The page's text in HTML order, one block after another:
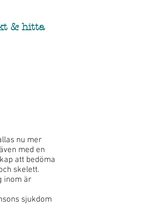
& hitta
nu mer
med en
att bedöma
skelett.
inom är
sjukdom